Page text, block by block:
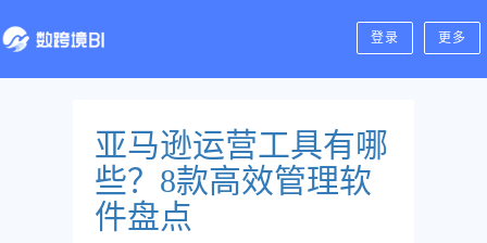
更多
登录
亚马逊运营工具有哪
些？8款高效管理软
件盘点